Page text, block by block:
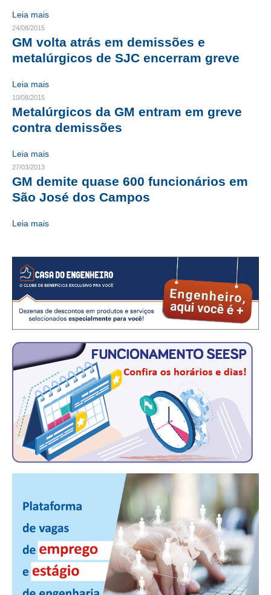
CONSULTORIA
CONTRIBUIÇÃO ASSISTENCIAL
CONTRIBUIÇÃO ASSOCIATIVA OU ANUIDADE DE SÓCIO
FGTS EXPURGOS
FGTS CORREÇÃO
LEI 4.950-A/1966 – PISO SALARIAL
LEI 5.194/1966 – REGULAMENTAÇÃO DA PROFISSÃO
LEI 6.496/1977 – ART
RES 1.002/2002 – CÓDIGO DE ÉTICA
HOMOLOGAÇÕES
PISO SALARIAL
FIQUE POR DENTRO
OPORTUNIDADES
AUTÔNOMOS E SERVIÇOS
NEWSLETTER
Leia mais
24/08/2015
GM volta atrás em demissões e
metalúrgicos de SJC encerram greve
Leia mais
10/08/2015
Metalúrgicos da GM entram em greve
contra demissões
Leia mais
27/03/2013
GM demite quase 600 funcionários em
São José dos Campos
Leia mais